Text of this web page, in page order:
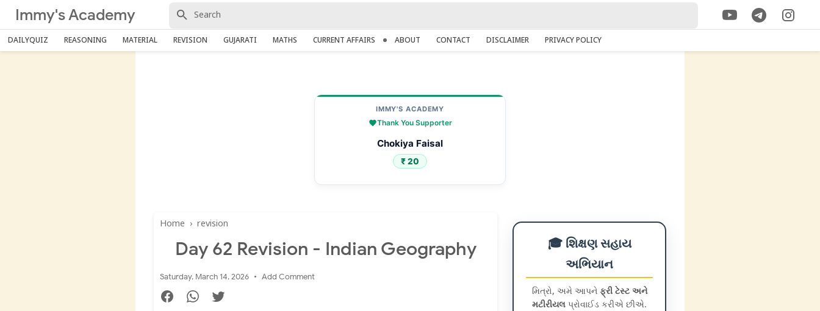
Immy's Academy
DAILYQUIZ REASONING MATERIAL REVISION GUJARATI MATHS CURRENT AFFAIRS ABOUT CONTACT DISCLAIMER PRIVACY POLICY
IMMY'S ACADEMY
Thank You Supporter
Chokiya Faisal
₹ 20
Home › revision
Day 62 Revision - Indian Geography
Saturday, March 14, 2026 Add Comment
🎓 શિક્ષણ સહાય
અભિયાન
મિત્રો, અમે આપને ફ્રી ટેસ્ટ અને
મટીરીયલ પ્રોવાઈડ કરીએ છીએ.